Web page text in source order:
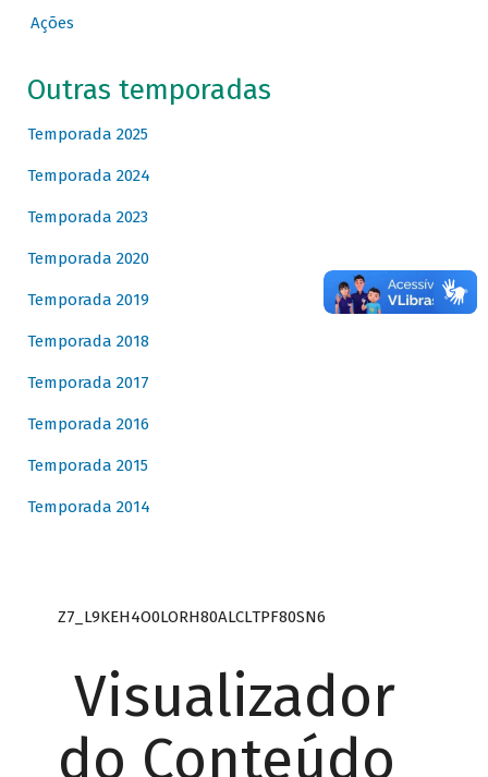
Ações
Outras temporadas
Temporada 2025
Temporada 2024
Temporada 2023
Temporada 2020
Temporada 2019
Temporada 2018
Temporada 2017
Temporada 2016
Temporada 2015
Temporada 2014
Z7_L9KEH4O0LORH80ALCLTPF80SN6
Visualizador
do Conteúdo